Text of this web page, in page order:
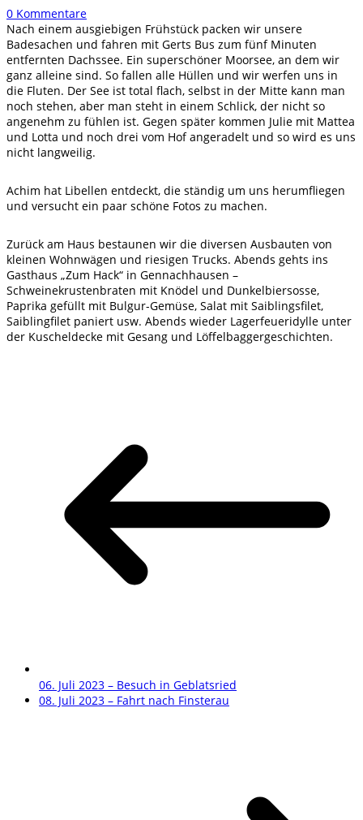
0 Kommentare
Nach einem ausgiebigen Frühstück packen wir unsere
Badesachen und fahren mit Gerts Bus zum fünf Minuten
entfernten Dachssee. Ein superschöner Moorsee, an dem wir
ganz alleine sind. So fallen alle Hüllen und wir werfen uns in
die Fluten. Der See ist total flach, selbst in der Mitte kann man
noch stehen, aber man steht in einem Schlick, der nicht so
angenehm zu fühlen ist. Gegen später kommen Julie mit Mattea
und Lotta und noch drei vom Hof angeradelt und so wird es uns
nicht langweilig.
Achim hat Libellen entdeckt, die ständig um uns herumfliegen
und versucht ein paar schöne Fotos zu machen.
Zurück am Haus bestaunen wir die diversen Ausbauten von
kleinen Wohnwägen und riesigen Trucks. Abends gehts ins
Gasthaus „Zum Hack“ in Gennachhausen –
Schweinekrustenbraten mit Knödel und Dunkelbiersosse,
Paprika gefüllt mit Bulgur-Gemüse, Salat mit Saiblingsfilet,
Saiblingfilet paniert usw. Abends wieder Lagerfeueridylle unter
der Kuscheldecke mit Gesang und Löffelbaggergeschichten.
06. Juli 2023 – Besuch in Geblatsried
08. Juli 2023 – Fahrt nach Finsterau